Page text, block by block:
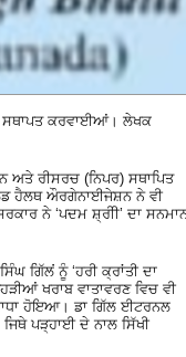
ਸਥਾਪਤ ਕਰਵਾਈਆਂ। ਲੇਖਕ
ਅਤੇ ਰੀਸਰਚ (ਨਿਪਰ) ਸਥਾਪਿਤ
ਹੈਲਥ ਔਰਗੇਨਾਈਜੇਸ਼ਨ ਨੇ ਵੀ
ਨੇ ‘ਪਦਮ ਸ਼੍ਰੀੀ’ ਦਾ
ਗਿੱਲਂ ਨੂੰ ‘ਹਰੀ ਕ੍ਰਾਂਤੀ ਦਾ
ਖਰਾਬ ਵਾਤਾਵਰਣ ਵਿਚ ਵੀ
ਹੋਇਆ। ਡਾ ਗਿੱਲ ਈਟਰਨਲ
ਪੜ੍ਹਾਈ ਦੇ ਨਾਲ ਸਿੱਖੀ